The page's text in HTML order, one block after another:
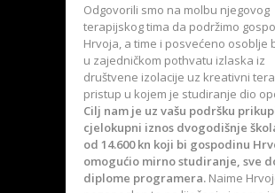
Odgovorili smo na molbu njegovog
terapijskog tima da podržimo
Hrvoja, a time i posvećeno osoblje
u zajedničkom pothvatu izlaska iz
društvene izolacije uz kreativni
pristup u kojem je studiranje dio
Cilj nam je uz vašu podršku
cjelokupni iznos dvogodišnje
od 14.600 kn koji bi gospodinu
omogućio mirno studiranje, sve
diplome programera. Naime